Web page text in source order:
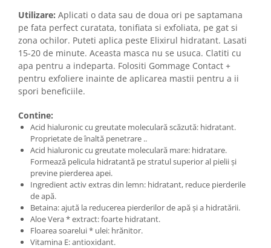
Utilizare: Aplicati o data sau de doua ori pe saptamana
pe fata perfect curatata, tonifiata si exfoliata, pe gat si
zona ochilor. Puteti aplica peste Elixirul hidratant. Lasati
15-20 de minute. Aceasta masca nu se usuca. Clatiti cu
apa pentru a indeparta. Folositi Gommage Contact +
pentru exfoliere inainte de aplicarea mastii pentru a ii
spori beneficiile.
Contine:
Acid hialuronic cu greutate moleculară scăzută: hidratant.
Proprietate de înaltă penetrare ..
Acid hialuronic cu greutate moleculară mare: hidratare.
Formează pelicula hidratantă pe stratul superior al pielii și
previne pierderea apei.
Ingredient activ extras din lemn: hidratant, reduce pierderile
de apă.
Betaina: ajută la reducerea pierderilor de apă și a hidratării.
Aloe Vera * extract: foarte hidratant.
Floarea soarelui * ulei: hrănitor.
Vitamina E: antioxidant.